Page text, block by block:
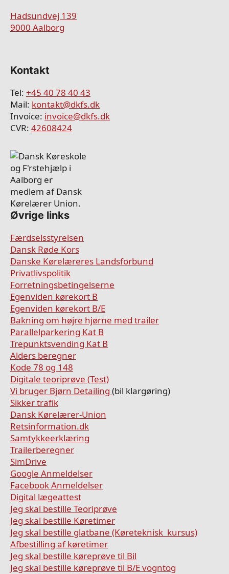
Hadsundvej 139
9000 Aalborg
Kontakt
Tel: +45 40 78 40 43
Mail: kontakt@dkfs.dk
Invoice: invoice@dkfs.dk
CVR: 42608424
Øvrige links
Færdselsstyrelsen
Dansk Røde Kors
Danske Kørelæreres Landsforbund
Privatlivspolitik
Forretningsbetingelserne
Egenviden kørekort B
Egenviden kørekort B/E
Bakning om højre hjørne med trailer
Parallelparkering Kat B
Trepunktsvending Kat B
Alders beregner
Kode 78 og 148
Digitale teoriprøve (Test)
Vi bruger Bjørn Detailing (bil klargøring)
Sikker trafik
Dansk Kørelærer-Union
Retsinformation.dk
Samtykkeerklæring
Trailerberegner
SimDrive
Google Anmeldelser
Facebook Anmeldelser
Digital lægeattest
Jeg skal bestille Teoriprøve
Jeg skal bestille Køretimer
Jeg skal bestille glatbane (Køreteknisk kursus)
Afbestilling af køretimer
Jeg skal bestille køreprøve til Bil
Jeg skal bestille køreprøve til B/E vogntog